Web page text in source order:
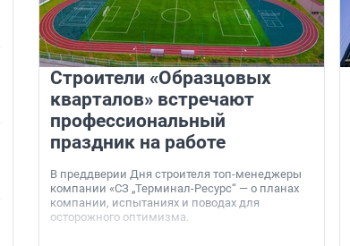
Строители «Образцовых
кварталов» встречают
профессиональный
праздник на работе
В преддверии Дня строителя топ-менеджеры
компании «СЗ „Терминал-Ресурс“ — о планах
компании, испытаниях и поводах для
осторожного оптимизма.